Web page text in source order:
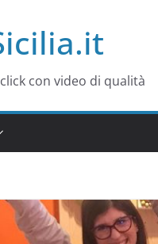
con video di qualità